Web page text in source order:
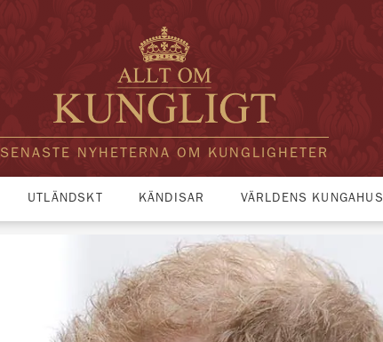
SENASTE NYHETERNA OM KUNGLIGHETER
UTLÄNDSKT KÄNDISAR VÄRLDENS KUNGAHUS